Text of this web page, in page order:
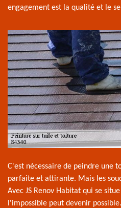
engagement est la qualité et le
C'est nécessaire de peindre une
parfaite et attirante. Mais les
Avec JS Renov Habitat qui se
l'impossible peut devenir